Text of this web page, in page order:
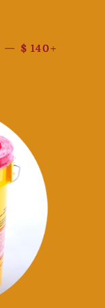
— Precio
$ 140